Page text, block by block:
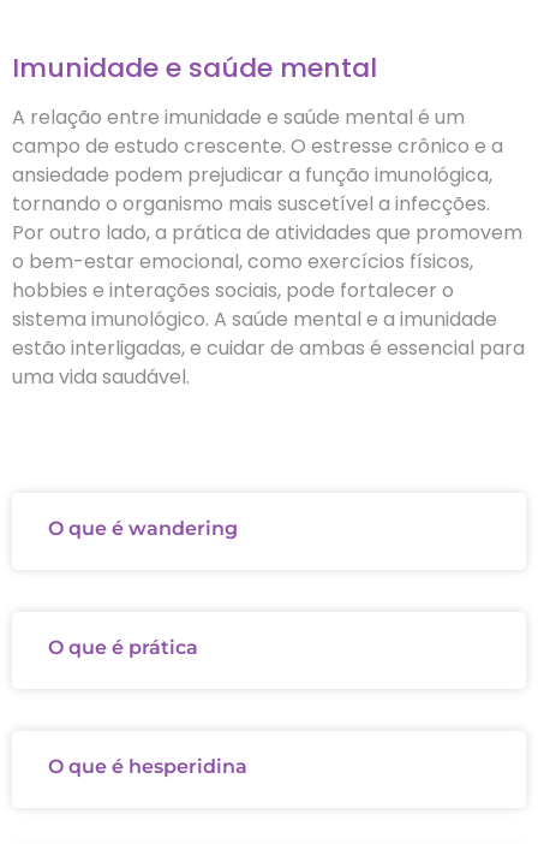
Imunidade e saúde mental
A relação entre imunidade e saúde mental é um
campo de estudo crescente. O estresse crônico e a
ansiedade podem prejudicar a função imunológica,
tornando o organismo mais suscetível a infecções.
Por outro lado, a prática de atividades que promovem
o bem-estar emocional, como exercícios físicos,
hobbies e interações sociais, pode fortalecer o
sistema imunológico. A saúde mental e a imunidade
estão interligadas, e cuidar de ambas é essencial para
uma vida saudável.
O que é wandering
O que é prática
O que é hesperidina